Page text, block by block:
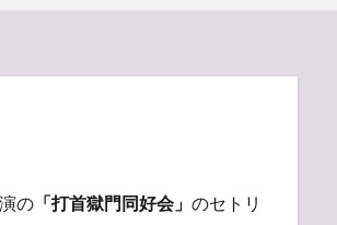
の 「打首獄門同好会」 のセトリ